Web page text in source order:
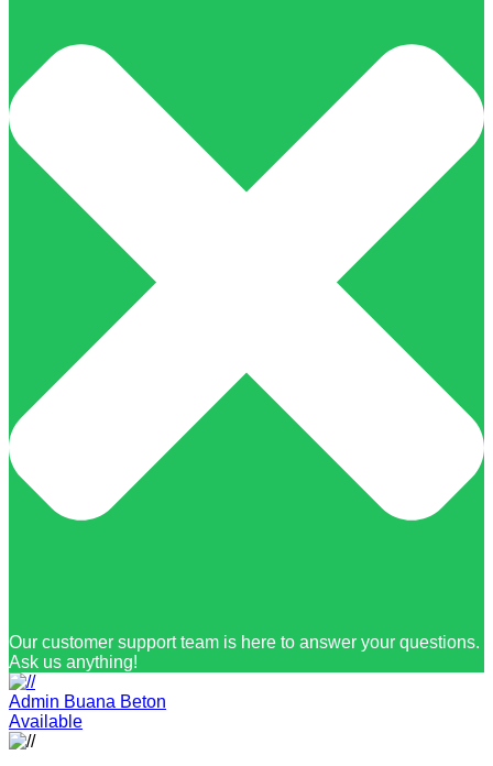
Our customer support team is here to answer your questions.
Ask us anything!
Admin Buana Beton
Available